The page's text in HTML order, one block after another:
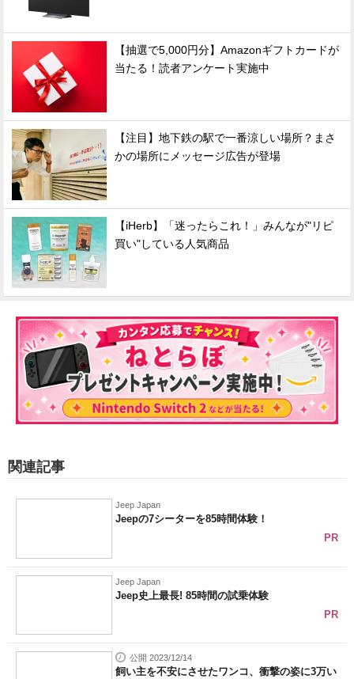
【抽選で5,000円分】Amazonギフトカードが
当たる！読者アンケート実施中
【注目】地下鉄の駅で一番涼しい場所？まさ
かの場所にメッセージ広告が登場
【iHerb】「迷ったらこれ！」みんなが"リピ
買い"している人気商品
関連記事
Jeep Japan
Jeepの7シーターを85時間体験！
PR
Jeep Japan
Jeep史上最長! 85時間の試乗体験
PR
公開 2023/12/14
飼い主を不安にさせたワンコ、衝撃の姿に3万い